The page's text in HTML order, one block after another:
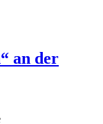
an der